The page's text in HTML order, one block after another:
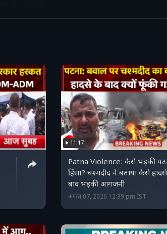
11:17
Patna Violence: कैसे भड़की
हिंसा? चश्मदीद ने बताया कैसे
बाद भड़की आगजनी
अगस्त 07, 2026 12:39 pm IST